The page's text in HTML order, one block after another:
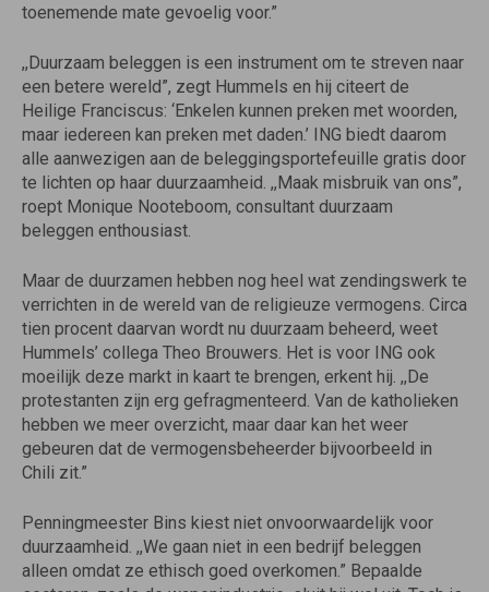
toenemende mate gevoelig voor.”
,,Duurzaam beleggen is een instrument om te streven naar
een betere wereld”, zegt Hummels en hij citeert de
Heilige Franciscus: ‘Enkelen kunnen preken met woorden,
maar iedereen kan preken met daden.’ ING biedt daarom
alle aanwezigen aan de beleggingsportefeuille gratis door
te lichten op haar duurzaamheid. ,,Maak misbruik van ons”,
roept Monique Nooteboom, consultant duurzaam
beleggen enthousiast.
Maar de duurzamen hebben nog heel wat zendingswerk te
verrichten in de wereld van de religieuze vermogens. Circa
tien procent daarvan wordt nu duurzaam beheerd, weet
Hummels’ collega Theo Brouwers. Het is voor ING ook
moeilijk deze markt in kaart te brengen, erkent hij. ,,De
protestanten zijn erg gefragmenteerd. Van de katholieken
hebben we meer overzicht, maar daar kan het weer
gebeuren dat de vermogensbeheerder bijvoorbeeld in
Chili zit.”
Penningmeester Bins kiest niet onvoorwaardelijk voor
duurzaamheid. ,,We gaan niet in een bedrijf beleggen
alleen omdat ze ethisch goed overkomen.” Bepaalde